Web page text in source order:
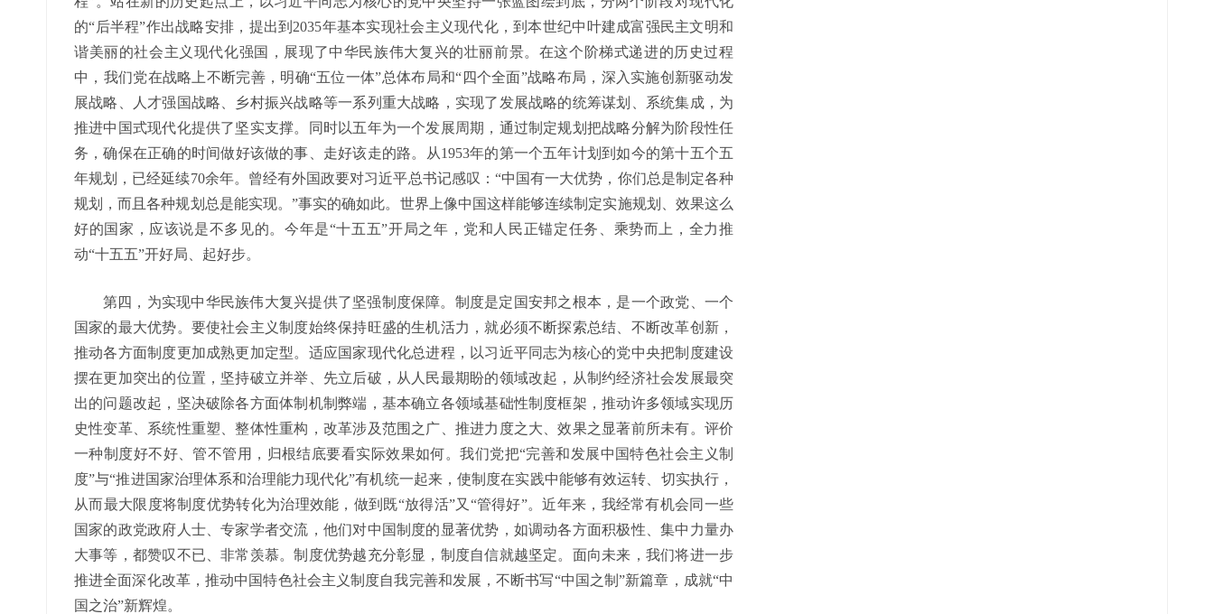
的“后半程”作出战略安排，提出到2035年基本实现社会主义现代化，到本世纪中叶建成富强民主文明和
谐美丽的社会主义现代化强国，展现了中华民族伟大复兴的壮丽前景。在这个阶梯式递进的历史过程
中，我们党在战略上不断完善，明确“五位一体”总体布局和“四个全面”战略布局，深入实施创新驱动发
展战略、人才强国战略、乡村振兴战略等一系列重大战略，实现了发展战略的统筹谋划、系统集成，为
推进中国式现代化提供了坚实支撑。同时以五年为一个发展周期，通过制定规划把战略分解为阶段性任
务，确保在正确的时间做好该做的事、走好该走的路。从1953年的第一个五年计划到如今的第十五个五
年规划，已经延续70余年。曾经有外国政要对习近平总书记感叹：“中国有一大优势，你们总是制定各种
规划，而且各种规划总是能实现。”事实的确如此。世界上像中国这样能够连续制定实施规划、效果这么
好的国家，应该说是不多见的。今年是“十五五”开局之年，党和人民正锚定任务、乘势而上，全力推
动“十五五”开好局、起好步。
第四，为实现中华民族伟大复兴提供了坚强制度保障。制度是定国安邦之根本，是一个政党、一个
国家的最大优势。要使社会主义制度始终保持旺盛的生机活力，就必须不断探索总结、不断改革创新，
推动各方面制度更加成熟更加定型。适应国家现代化总进程，以习近平同志为核心的党中央把制度建设
摆在更加突出的位置，坚持破立并举、先立后破，从人民最期盼的领域改起，从制约经济社会发展最突
出的问题改起，坚决破除各方面体制机制弊端，基本确立各领域基础性制度框架，推动许多领域实现历
史性变革、系统性重塑、整体性重构，改革涉及范围之广、推进力度之大、效果之显著前所未有。评价
一种制度好不好、管不管用，归根结底要看实际效果如何。我们党把“完善和发展中国特色社会主义制
度”与“推进国家治理体系和治理能力现代化”有机统一起来，使制度在实践中能够有效运转、切实执行，
从而最大限度将制度优势转化为治理效能，做到既“放得活”又“管得好”。近年来，我经常有机会同一些
国家的政党政府人士、专家学者交流，他们对中国制度的显著优势，如调动各方面积极性、集中力量办
大事等，都赞叹不已、非常羡慕。制度优势越充分彰显，制度自信就越坚定。面向未来，我们将进一步
推进全面深化改革，推动中国特色社会主义制度自我完善和发展，不断书写“中国之制”新篇章，成就“中
国之治”新辉煌。